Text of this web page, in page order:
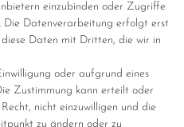
einzubinden oder Zugriffe
Die Datenverarbeitung erfolgt erst
Daten mit Dritten, die wir in
oder aufgrund eines
Zustimmung kann erteilt oder
nicht einzuwilligen und die
zu ändern oder zu
DHL (8,49 Euro ) inkl. MwSt.
(innerhalb